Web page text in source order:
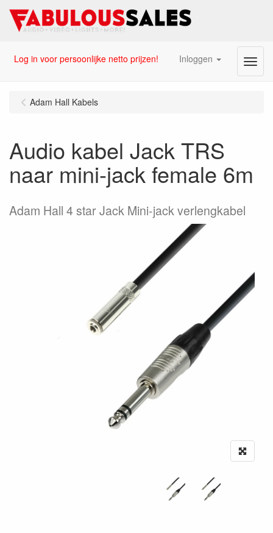
Log in voor persoonlijke netto prijzen! Inloggen Menu
Adam Hall Kabels
Audio kabel Jack TRS
naar mini-jack female 6m
Adam Hall 4 star Jack Mini-jack verlengkabel